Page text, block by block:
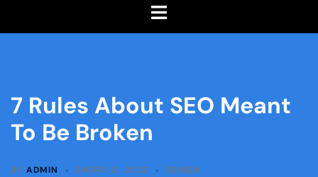
7 Rules About SEO Meant
To Be Broken
BY ADMIN ENERO 12, 2022 DESIGN